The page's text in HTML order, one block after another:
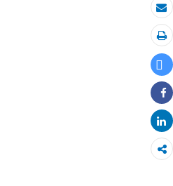
بريد الكتروني
طباعة
Tweet
Share
Share